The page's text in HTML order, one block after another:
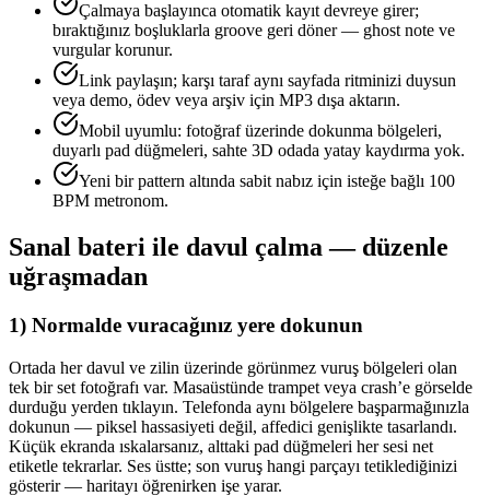
Çalmaya başlayınca otomatik kayıt devreye girer;
bıraktığınız boşluklarla groove geri döner — ghost note ve
vurgular korunur.
Link paylaşın; karşı taraf aynı sayfada ritminizi duysun
veya demo, ödev veya arşiv için MP3 dışa aktarın.
Mobil uyumlu: fotoğraf üzerinde dokunma bölgeleri,
duyarlı pad düğmeleri, sahte 3D odada yatay kaydırma yok.
Yeni bir pattern altında sabit nabız için isteğe bağlı 100
BPM metronom.
Sanal bateri ile davul çalma — düzenle
uğraşmadan
1) Normalde vuracağınız yere dokunun
Ortada her davul ve zilin üzerinde görünmez vuruş bölgeleri olan
tek bir set fotoğrafı var. Masaüstünde trampet veya crash’e görselde
durduğu yerden tıklayın. Telefonda aynı bölgelere başparmağınızla
dokunun — piksel hassasiyeti değil, affedici genişlikte tasarlandı.
Küçük ekranda ıskalarsanız, alttaki pad düğmeleri her sesi net
etiketle tekrarlar. Ses üstte; son vuruş hangi parçayı tetiklediğinizi
gösterir — haritayı öğrenirken işe yarar.